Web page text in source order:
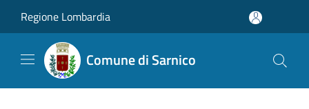
Regione Lombardia
Comune di Sarnico